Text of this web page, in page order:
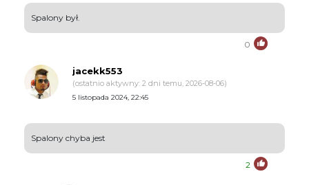
Spalony był.
0
jacekk553
(ostatnio aktywny: 2 dni temu, 2026-08-06)
5 listopada 2024, 22:45
Spalony chyba jest
2